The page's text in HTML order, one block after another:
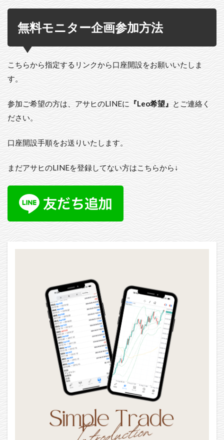
無料モニター企画参加方法
こちらから指定するリンクから口座開設をお願いいたしま
す。
参加ご希望の方は、アサヒのLINEに 『Leo希望』 とご連絡く
ださい。
口座開設手順をお送りいたします。
まだアサヒのLINEを登録してない方はこちらから↓